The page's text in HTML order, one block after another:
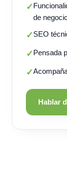
✓
de
✓SEO
✓Pensada
✓
Hablar